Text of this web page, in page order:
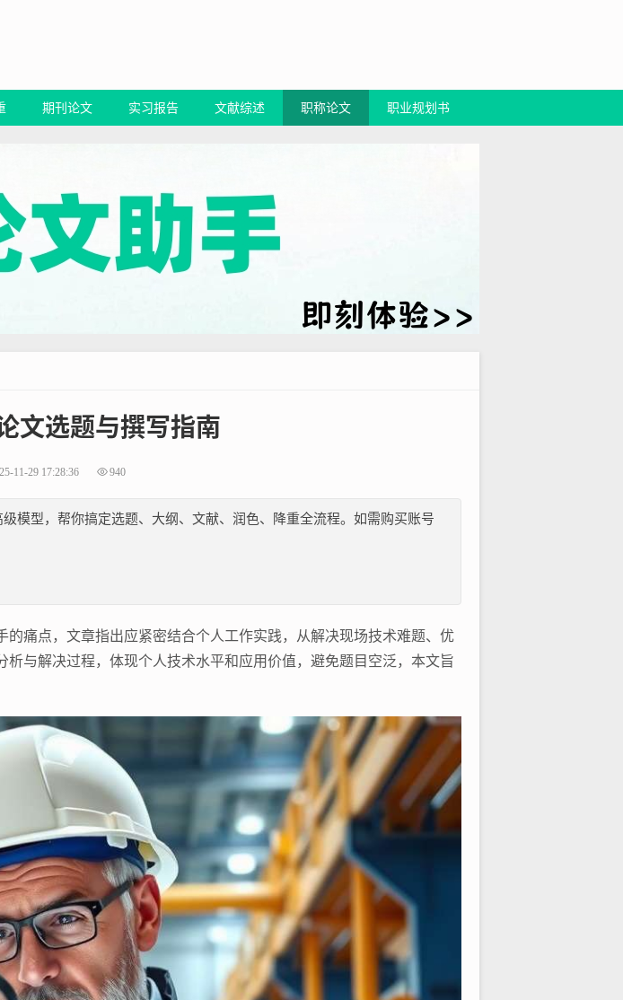
期刊论文 实习报告 文献综述 职称论文 职业规划书
文选题与撰写指南
11-29 17:28:36 940
模型，帮你搞定选题、大纲、文献、润色、降重全流程。如需购买账号
痛点，文章指出应紧密结合个人工作实践，从解决现场技术难题、优
与解决过程，体现个人技术水平和应用价值，避免题目空泛，本文旨